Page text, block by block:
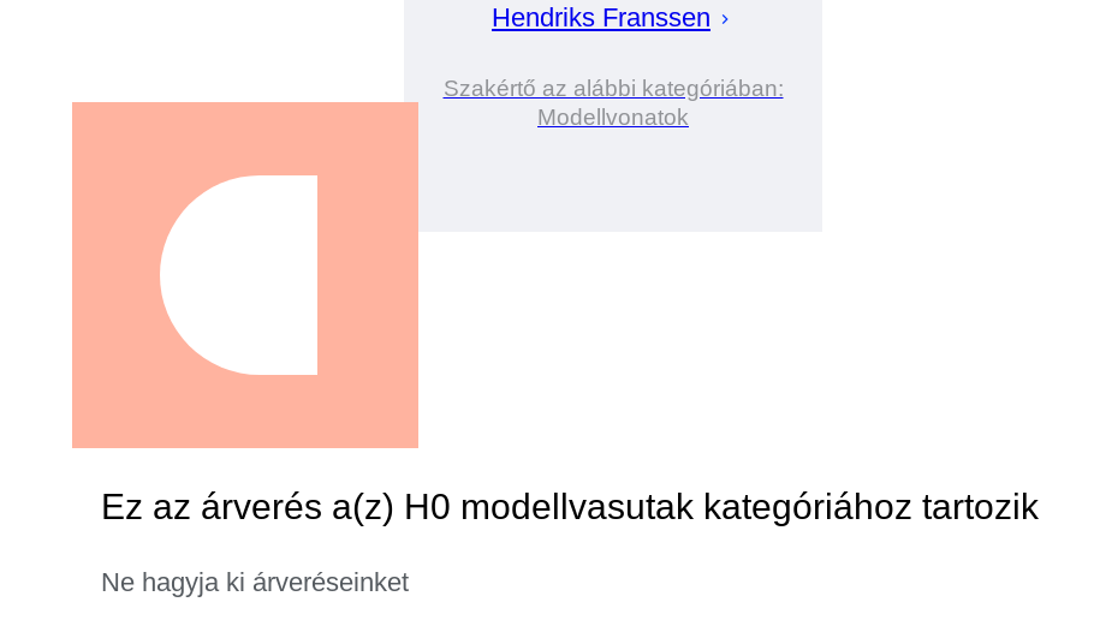
Hendriks Franssen
Szakértő az alábbi kategóriában:
Modellvonatok
Ez az árverés a(z) H0 modellvasutak kategóriához tartozik
Ne hagyja ki árveréseinket